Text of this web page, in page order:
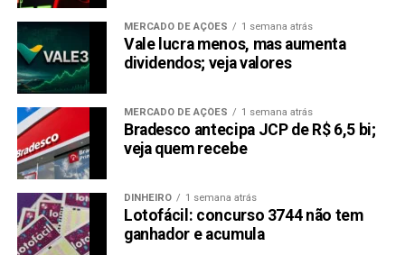
Considerações finais
Enquanto Kaspa luta para ganhar tração, 1Fuel (OFT) está
causando impacto com sua funcionalidade revolucionária
de cross-chain, design focado em privacidade e exchange
descentralizada P2P. O projeto já arrecadou $1,73 milhão
em financiamento, e com preços de pré-venda a apenas
$0,017 por token, analistas preveem ganhos massivos de
até 100x após seu lançamento nas exchanges. Não perca
a oportunidade de fazer parte da próxima grande
revolução blockchain, garanta seu lugar na pré-venda do
1Fuel hoje mesmo!
MERCADO DE AÇÕES 1 semana atrás
Vale lucra menos, mas aumenta
dividendos; veja valores
MERCADO DE AÇÕES 1 semana atrás
Bradesco antecipa JCP de R$ 6,5 bi;
veja quem recebe
DINHEIRO 1 semana atrás
Lotofácil: concurso 3744 não tem
ganhador e acumula